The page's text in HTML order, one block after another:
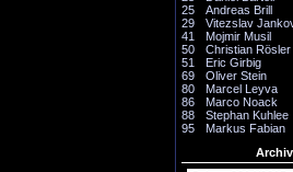
25
Andreas Brill
29
Vitezslav
41
Mojmir Musil
50
Christian Rösler
51
Eric Girbig
69
Oliver Stein
80
Marcel Leyva
86
Marco Noack
88
Stephan Kuhlee
95
Markus Fabian
Archiv